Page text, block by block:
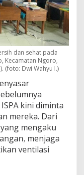
dan sehat pada
Kecamatan Ngoro,
(foto: Dwi Wahyu I.)
kini diminta
mereka. Dari
mengaku
menjaga
ventilasi